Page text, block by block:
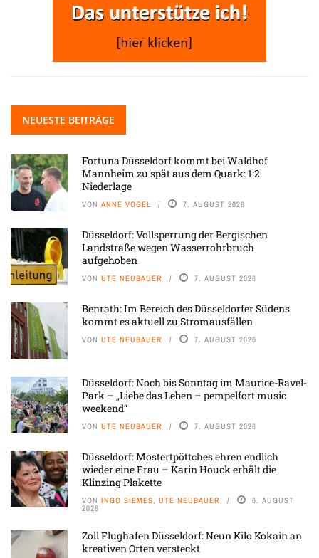
NEUESTE BEITRÄGE
Fortuna Düsseldorf kommt bei Waldhof
Mannheim zu spät aus dem Quark: 1:2
Niederlage
VON ANNE VOGEL 7. AUGUST 2026
Düsseldorf: Vollsperrung der Bergischen
Landstraße wegen Wasserrohrbruch
aufgehoben
VON UTE NEUBAUER 7. AUGUST 2026
Benrath: Im Bereich des Düsseldorfer Südens
kommt es aktuell zu Stromausfällen
VON UTE NEUBAUER 7. AUGUST 2026
Düsseldorf: Noch bis Sonntag im Maurice-Ravel-
Park – „Liebe das Leben – pempelfort music
weekend“
VON UTE NEUBAUER 7. AUGUST 2026
Düsseldorf: Mostertpöttches ehren endlich
wieder eine Frau – Karin Houck erhält die
Klinzing Plakette
VON INGO SIEMES, UTE NEUBAUER 6. AUGUST
2026
Zoll Flughafen Düsseldorf: Neun Kilo Kokain an
kreativen Orten versteckt